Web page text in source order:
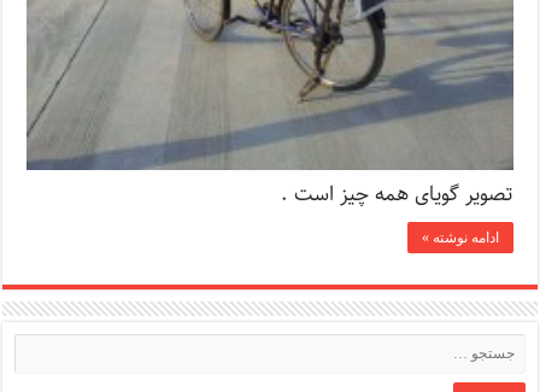
تصویر گویای همه چیز است .
ادامه نوشته »